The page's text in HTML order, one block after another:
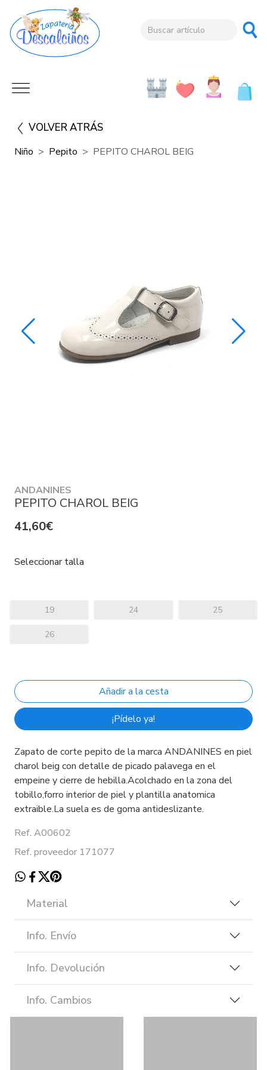
VOLVER ATRÁS
Niño Pepito PEPITO CHAROL BEIG
ANDANINES
PEPITO CHAROL BEIG
41,60€
Seleccionar talla
19 24 25
26
¡Pídelo ya!
Zapato de corte pepito de la marca ANDANINES en piel
charol beig con detalle de picado palavega en el
empeine y cierre de hebilla.Acolchado en la zona del
tobillo,forro interior de piel y plantilla anatomica
extraible.La suela es de goma antideslizante.
Ref. A00602
Ref. proveedor 171077
Material
Info. Envío
Info. Devolución
Info. Cambios